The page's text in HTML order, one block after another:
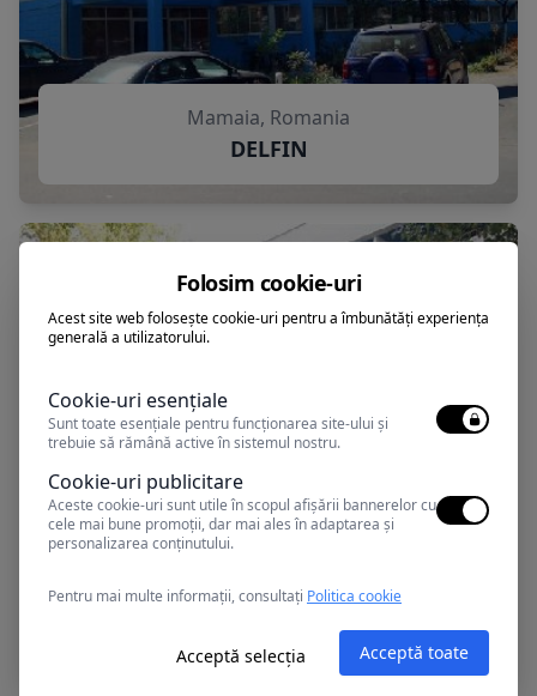
Mamaia, Romania
DELFIN
Mamaia, Romania
Folosim cookie-uri
Acest site web folosește cookie-uri pentru a îmbunătăți experiența
generală a utilizatorului.
Cookie-uri esențiale
Sunt toate esențiale pentru funcționarea site-ului și
trebuie să rămână active în sistemul nostru.
Cookie-uri publicitare
Aceste cookie-uri sunt utile în scopul afișării bannerelor cu
cele mai bune promoții, dar mai ales în adaptarea și
personalizarea conținutului.
Pentru mai multe informații, consultați Politica cookie
Acceptă selecția Acceptă toate